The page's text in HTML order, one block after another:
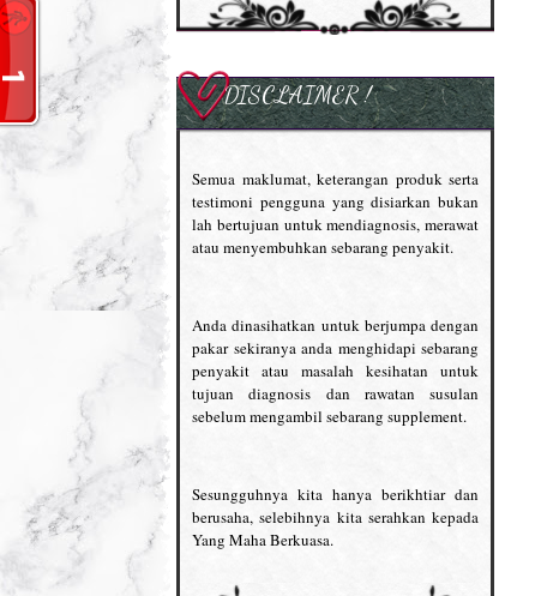
DISCLAIMER !
Semua maklumat, keterangan produk serta
testimoni pengguna yang disiarkan bukan
lah bertujuan untuk mendiagnosis, merawat
atau menyembuhkan sebarang penyakit.
Anda dinasihatkan untuk berjumpa dengan
pakar sekiranya anda menghidapi sebarang
penyakit atau masalah kesihatan untuk
tujuan diagnosis dan rawatan susulan
sebelum mengambil sebarang supplement.
Sesungguhnya kita hanya berikhtiar dan
berusaha, selebihnya kita serahkan kepada
Yang Maha Berkuasa.